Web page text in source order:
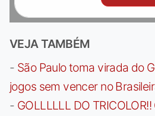
VEJA TAMBÉM
- São Paulo toma virada do
jogos sem vencer no
- GOLLLLLL DO